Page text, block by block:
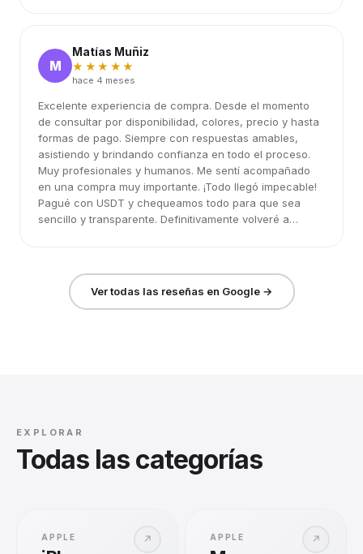
M
Matías Muñiz
★★★★★
hace 4 meses
Excelente experiencia de compra. Desde el momento
de consultar por disponibilidad, colores, precio y hasta
formas de pago. Siempre con respuestas amables,
asistiendo y brindando confianza en todo el proceso.
Muy profesionales y humanos. Me sentí acompañado
en una compra muy importante. ¡Todo llegó impecable!
Pagué con USDT y chequeamos todo para que sea
sencillo y transparente. Definitivamente volveré a
Ver todas las reseñas en Google →
EXPLORAR
Todas las categorías
↗
APPLE ↗
APPLE